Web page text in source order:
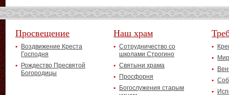
Просвещение
Воздвижение Креста
Господня
Рождество Пресвятой
Богородицы
Наш храм
Сотрудничество со
школами Строгино
Святыни храма
Просфорня
Богослужения старым